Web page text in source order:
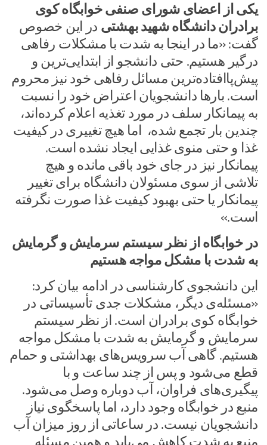
یکی از اعضای شورای صنفی خوابگاه کوی
برادران دانشگاه شهید بهشتی در این خصوص
گفت: «ما در اینجا به شدت با مشکلات رفاهی
درگیر هستیم. حتی دانشجو از ابتدایی‌ترین و
پیش‌پاافتاده‌ترین مسائل رفاهی خود نیز محروم
است. بارها دانشجویان اعتراض خود را نسبت
به پیمانکار سلف در مورد تغذیه اعلام کرده‌اند،
چندین بار تجمع شده، اما هیچ تغییری در کیفیت
غذا و حتی منوی غذایی ایجاد نشده است.
پیمانکار نیز در جای خود باقی مانده و هیچ
تلاشی از سوی مسئولان دانشگاه برای تغییر
پیمانکار یا حتی بهبود کیفیت غذا صورت نگرفته
است.»
در خوابگاه از نظر سیستم سرمایش و گرمایش
به شدت با مشکل مواجه هستیم
این دانشجوی کارشناسی در ادامه بیان کرد:
«مسئله‌ی دیگر، مشکلات جدی تأسیساتی در
خوابگاه کوی برادران است. از نظر سیستم
سرمایش و گرمایش به شدت با مشکل مواجه
هستیم. گاهی آب سرویس‌های بهداشتی و حمام
قطع می‌شود و پس از چند ساعت و با
پیگیری‌های فراوان، آب دوباره وصل می‌شود.
منبع در خوابگاه وجود دارد، اما پاسخگوی نیاز
دانشجویان نیست. در ساعاتی از روز میزان آب
منبع به شدت کاهش می‌یابد و همین مسئله